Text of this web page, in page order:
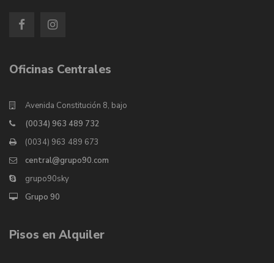
Oficinas Centrales
Avenida Constitución 8, bajo
(0034) 963 489 732
(0034) 963 489 673
central@grupo90.com
grupo90sky
Grupo 90
Pisos en Alquiler